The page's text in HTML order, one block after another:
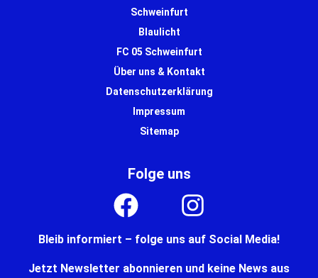
Schweinfurt
Blaulicht
FC 05 Schweinfurt
Über uns & Kontakt
Datenschutzerklärung
Impressum
Sitemap
Folge uns
Bleib informiert – folge uns auf Social Media!
Jetzt Newsletter abonnieren und keine News aus